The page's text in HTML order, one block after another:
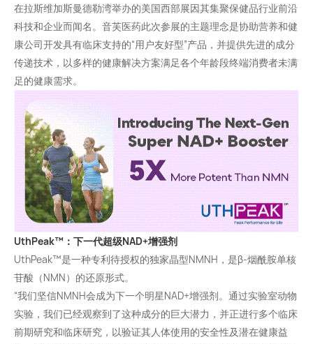
在拉斯维加斯曼德勒湾举办的美国西部展因其集聚保健品行业前沿
科技和企业而闻名。音芙医药此次参展的主题理念是协助营养和健
康公司开发具有临床支持的“用户友好型”产品，并提供先进的成分
传递技术，以多样的健康解决方案满足各个年龄段终端消费者未满
足的健康需求。
UthPeak™ ：下一代超级NAD+增强剂
UthPeak™是一种专利待授权的独家晶型NMNH，是β-烟酰胺单核
苷酸（NMN）的还原形式。
“我们坚信NMNH会成为下一个明星NAD+增强剂。通过实验室动物
实验，我们已经观察到了这种成分的巨大潜力，并正进行多个临床
前期研究和临床研究，以验证其人体使用的安全性及潜在健康益